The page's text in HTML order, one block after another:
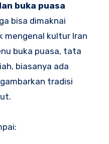
buka puasa
bisa dimaknai
mengenal kultur Iran
buka puasa, tata
biasanya ada
tradisi